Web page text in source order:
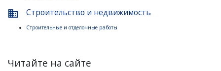
business Строительство и недвижимость
Строительные и отделочные работы
Читайте на сайте